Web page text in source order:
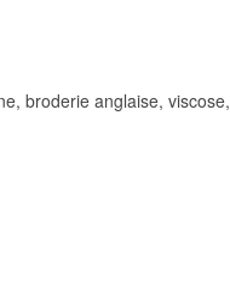
broderie anglaise, viscose,